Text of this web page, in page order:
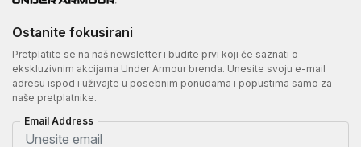
Ostanite fokusirani
Pretplatite se na naš newsletter i budite prvi koji će saznati o
ekskluzivnim akcijama Under Armour brenda. Unesite svoju e-mail
adresu ispod i uživajte u posebnim ponudama i popustima samo za
naše pretplatnike.
Email Address